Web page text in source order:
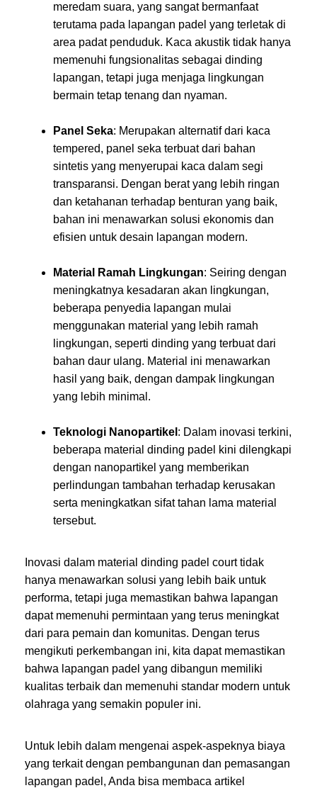
meredam suara, yang sangat bermanfaat
terutama pada lapangan padel yang terletak di
area padat penduduk. Kaca akustik tidak hanya
memenuhi fungsionalitas sebagai dinding
lapangan, tetapi juga menjaga lingkungan
bermain tetap tenang dan nyaman.
Panel Seka: Merupakan alternatif dari kaca
tempered, panel seka terbuat dari bahan
sintetis yang menyerupai kaca dalam segi
transparansi. Dengan berat yang lebih ringan
dan ketahanan terhadap benturan yang baik,
bahan ini menawarkan solusi ekonomis dan
efisien untuk desain lapangan modern.
Material Ramah Lingkungan: Seiring dengan
meningkatnya kesadaran akan lingkungan,
beberapa penyedia lapangan mulai
menggunakan material yang lebih ramah
lingkungan, seperti dinding yang terbuat dari
bahan daur ulang. Material ini menawarkan
hasil yang baik, dengan dampak lingkungan
yang lebih minimal.
Teknologi Nanopartikel : Dalam inovasi terkini,
beberapa material dinding padel kini dilengkapi
dengan nanopartikel yang memberikan
perlindungan tambahan terhadap kerusakan
serta meningkatkan sifat tahan lama material
tersebut.
Inovasi dalam material dinding padel court tidak
hanya menawarkan solusi yang lebih baik untuk
performa, tetapi juga memastikan bahwa lapangan
dapat memenuhi permintaan yang terus meningkat
dari para pemain dan komunitas. Dengan terus
mengikuti perkembangan ini, kita dapat memastikan
bahwa lapangan padel yang dibangun memiliki
kualitas terbaik dan memenuhi standar modern untuk
olahraga yang semakin populer ini.
Untuk lebih dalam mengenai aspek-aspeknya biaya
yang terkait dengan pembangunan dan pemasangan
lapangan padel, Anda bisa membaca artikel